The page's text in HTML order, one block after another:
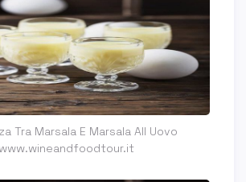
Tra Marsala E Marsala All Uovo
www.wineandfoodtour.it